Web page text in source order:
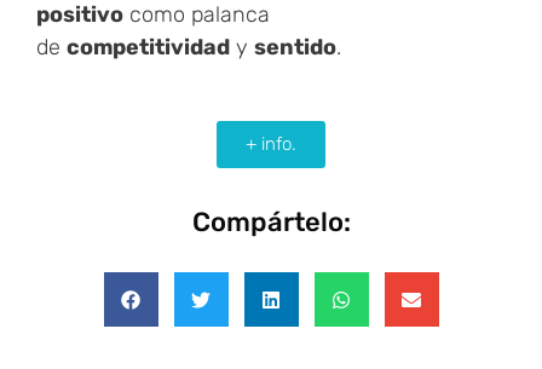
positivo como palanca
de competitividad y sentido.
+ info.
Compártelo: